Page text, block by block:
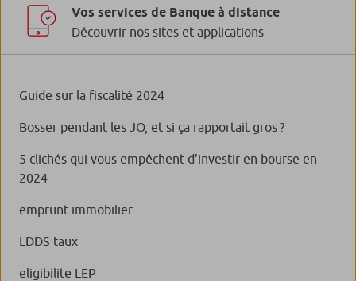
Vos services de Banque à distance
Découvrir nos sites et applications
Guide sur la fiscalité 2024
Bosser pendant les JO, et si ça rapportait gros ?
5 clichés qui vous empêchent d’investir en bourse en
2024
emprunt immobilier
LDDS taux
eligibilite LEP